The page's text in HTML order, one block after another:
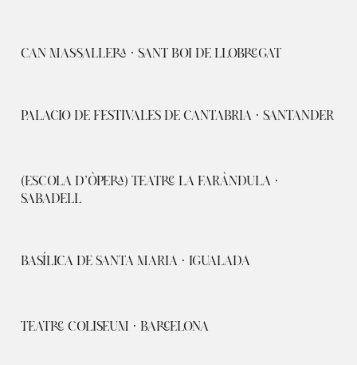
CAN MASSALLERA · SANT BOI DE LLOBREGAT
PALACIO DE FESTIVALES DE CANTABRIA · SANTANDER
(ESCOLA D’ÒPERA) TEATRE LA FARÀNDULA ·
SABADELL
BASÍLICA DE SANTA MARIA · IGUALADA
TEATRE COLISEUM · BARCELONA